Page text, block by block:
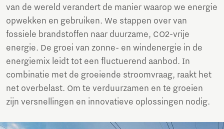
van de wereld verandert de manier waarop we energie
opwekken en gebruiken. We stappen over van
fossiele brandstoffen naar duurzame, CO2-vrije
energie. De groei van zonne- en windenergie in de
energiemix leidt tot een fluctuerend aanbod. In
combinatie met de groeiende stroomvraag, raakt het
net overbelast. Om te verduurzamen en te groeien
zijn versnellingen en innovatieve oplossingen nodig.